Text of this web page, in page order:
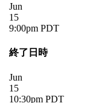
Jun
15
9:00pm PDT
終了日時
Jun
15
10:30pm PDT